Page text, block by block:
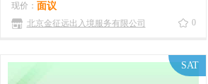
现价： 面议
北京金征远出入境服务有限公司 0
SAT